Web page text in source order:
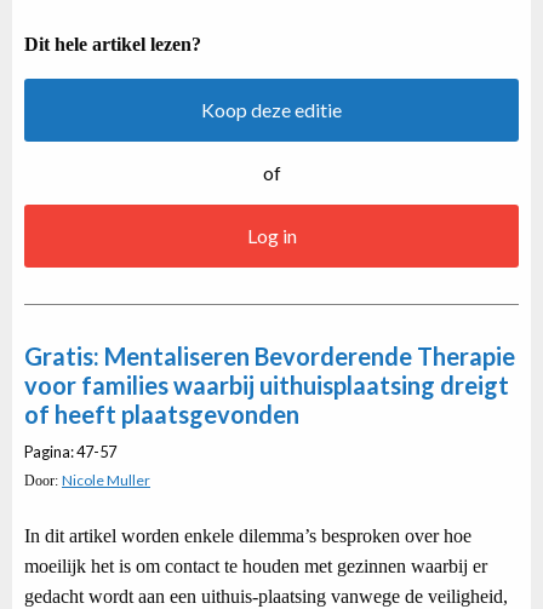
Dit hele artikel lezen?
Koop deze editie
of
Log in
Gratis: Mentaliseren Bevorderende Therapie
voor families waarbij uithuisplaatsing dreigt
of heeft plaatsgevonden
Pagina: 47-57
Door: Nicole Muller
In dit artikel worden enkele dilemma’s besproken over hoe
moeilijk het is om contact te houden met gezinnen waarbij er
gedacht wordt aan een uithuis-plaatsing vanwege de veiligheid,